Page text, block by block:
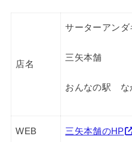
店名
サーターアン
三矢本舗
おんなの駅 な
WEB 三矢本舗のHP